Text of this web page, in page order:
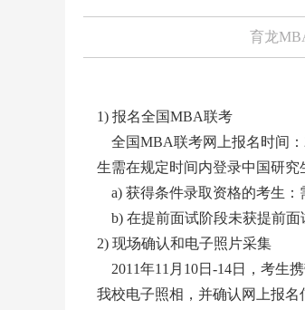
育龙
1) 报名全国MBA联考
全国MBA联考网上报名时间：
生需在规定时间内登录中国研究
a) 获得条件录取资格的考生：
b) 在提前面试阶段未获提前面
2) 现场确认和电子照片采集
2011年11月10日-14日，考生
我校电子照相，并确认网上报名